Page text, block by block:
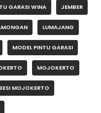
GARASI WINA JEMBER
LUMAJANG
MODEL PINTU GARASI
MOJOKERTO
MOJOKERTO